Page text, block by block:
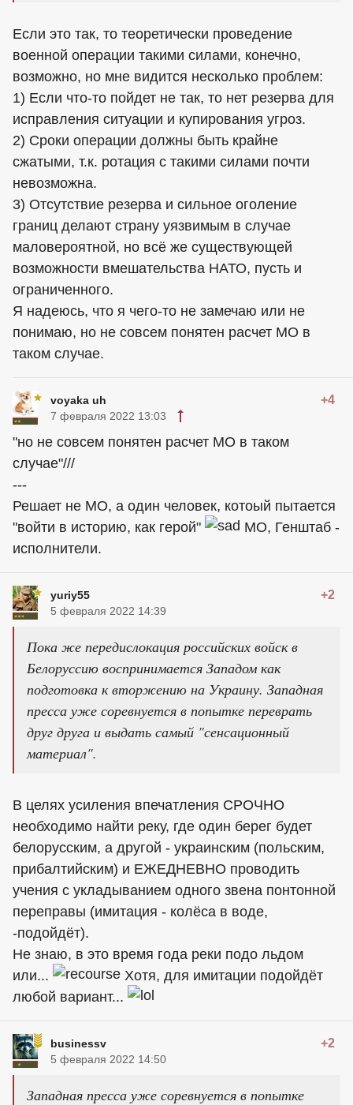
Если это так, то теоретически проведение
военной операции такими силами, конечно,
возможно, но мне видится несколько проблем:
1) Если что-то пойдет не так, то нет резерва для
исправления ситуации и купирования угроз.
2) Сроки операции должны быть крайне
сжатыми, т.к. ротация с такими силами почти
невозможна.
3) Отсутствие резерва и сильное оголение
границ делают страну уязвимым в случае
маловероятной, но всё же существующей
возможности вмешательства НАТО, пусть и
ограниченного.
Я надеюсь, что я чего-то не замечаю или не
понимаю, но не совсем понятен расчет МО в
таком случае.
voyaka uh +4
7 февраля 2022 13:03
"но не совсем понятен расчет МО в таком
случае"///
---
Решает не МО, а один человек, котоый пытается
"войти в историю, как герой"
МО, Генштаб -
исполнители.
yuriy55 +2
5 февраля 2022 14:39
Пока же передислокация российских войск в
Белоруссию воспринимается Западом как
подготовка к вторжению на Украину. Западная
пресса уже соревнуется в попытке переврать
друг друга и выдать самый "сенсационный
материал".
В целях усиления впечатления СРОЧНО
необходимо найти реку, где один берег будет
белорусским, а другой - украинским (польским,
прибалтийским) и ЕЖЕДНЕВНО проводить
учения с укладыванием одного звена понтонной
переправы (имитация - колёса в воде,
-подойдёт).
Не знаю, в это время года реки подо льдом
или...
Хотя, для имитации подойдёт
любой вариант...
businessv +2
5 февраля 2022 14:50
Западная пресса уже соревнуется в попытке